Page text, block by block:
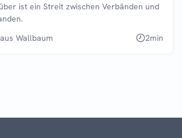
ist ein Streit zwischen Verbänden und
Wallbaum 2min